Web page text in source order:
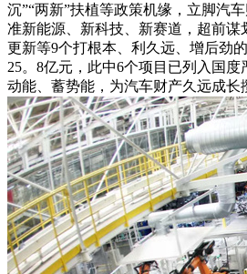
沉”“两新”扶植等政策机缘，立脚汽
准新能源、新科技、新赛道，超前谋
更新等9个打根本、利久远、增后劲
25。8亿元，此中6个项目已列入国
动能、蓄势能，为汽车财产久远成长